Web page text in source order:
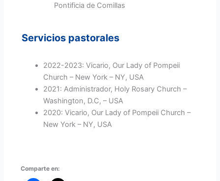
Pontificia de Comillas
Servicios pastorales
2022-2023: Vicario, Our Lady of Pompeii
Church – New York – NY, USA
2021: Administrador, Holy Rosary Church –
Washington, D.C, – USA
2020: Vicario, Our Lady of Pompeii Church –
New York – NY, USA
Comparte en: